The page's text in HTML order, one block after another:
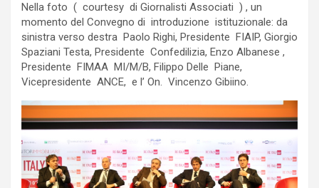
Nella foto ( courtesy di Giornalisti Associati ) , un
momento del Convegno di introduzione istituzionale: da
sinistra verso destra Paolo Righi, Presidente FIAIP, Giorgio
Spaziani Testa, Presidente Confedilizia, Enzo Albanese ,
Presidente FIMAA MI/M/B, Filippo Delle Piane,
Vicepresidente ANCE, e l’ On. Vincenzo Gibiino.